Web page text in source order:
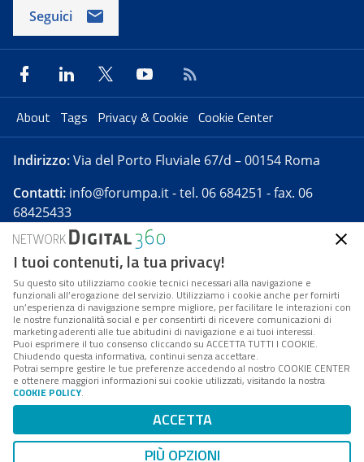
Seguici
About Tags Privacy & Cookie Cookie Center
Indirizzo:Via del Porto Fluviale 67/d – 00154 Roma
Contatti: info@forumpa.it- tel. 06 684251 - fax. 06
68425433
Forumpa.itè una pubblicazione telematica iscritta
presso Registro della stampa del Tribunale di Roma -
Reg. n. 182 del 2 maggio 2008 - Direttore resp. Michela
Stentella
FPA s.r.l. è società soggetta a Direzione e
Coordinamento da parte di Digital360 S.p.A. - FPA s.r.l.
è un'azienda certificata per il sistema di management
Codice Fiscale/Partita IVA n. 10693191008 - R.E.A. Roma
n. 1249791. ISP AWS
Mappa del sito
I tuoi contenuti, la tua privacy!
Su questo sito utilizziamo cookie tecnici necessari alla navigazione e
funzionali all’erogazione del servizio. Utilizziamo i cookie anche per fornirti
un’esperienza di navigazione sempre migliore, per facilitare le interazioni con
le nostre funzionalità social e per consentirti di ricevere comunicazioni di
marketing aderenti alle tue abitudini di navigazione e ai tuoi interessi.
Puoi esprimere il tuo consenso cliccando su ACCETTA TUTTI I COOKIE.
Chiudendo questa informativa, continui senza accettare.
Potrai sempre gestire le tue preferenze accedendo al nostro COOKIE CENTER
e ottenere maggiori informazioni sui cookie utilizzati, visitando la nostra
COOKIE POLICY.
ACCETTA
PIÙ OPZIONI